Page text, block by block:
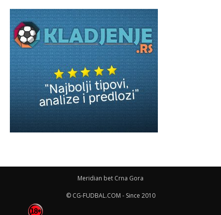
Meridian bet Crna Gora
© CG-FUDBAL.COM - Since 2010